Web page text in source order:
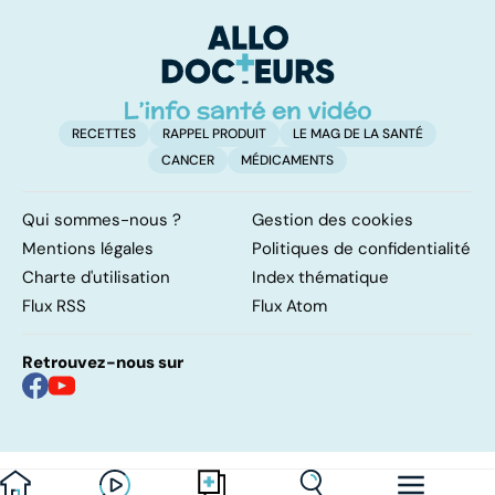
d'angine ?
RECETTES RAPPEL PRODUIT
LE MAG DE LA SANTÉ
CANCER
MÉDICAMENTS
Qui sommes-nous ?
Gestion des cookies
Mentions légales
Politiques de confidentialité
Charte d'utilisation
Index thématique
Flux RSS
Flux Atom
Retrouvez-nous sur